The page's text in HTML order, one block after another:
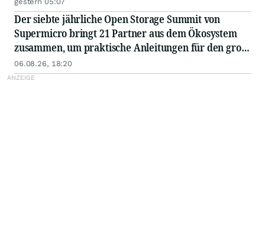
Der siebte jährliche Open Storage Summit von
Supermicro bringt 21 Partner aus dem Ökosystem
zusammen, um praktische Anleitungen für den groß
angelegten Einsatz von KI in Unternehmen
auszutauschen
06.08.26, 18:20